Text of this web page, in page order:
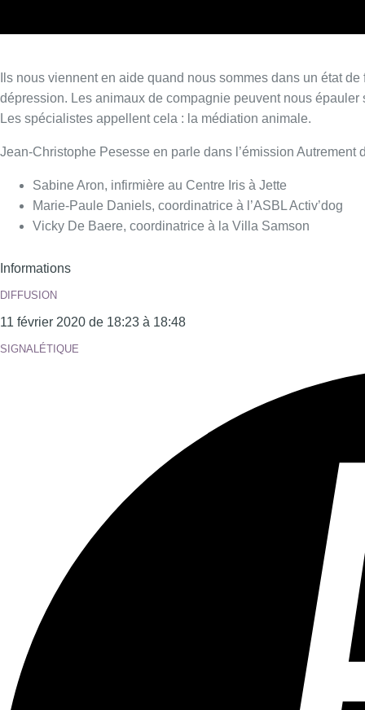
Ils nous viennent en aide quand nous sommes dans un état
dépression. Les animaux de compagnie peuvent nous épauler
Les spécialistes appellent cela : la médiation animale.
Jean-Christophe Pesesse en parle dans l’émission Autrement
Sabine Aron, infirmière au Centre Iris à Jette
Marie-Paule Daniels, coordinatrice à l’ASBL Activ’dog
Vicky De Baere, coordinatrice à la Villa Samson
Informations
DIFFUSION
11 février 2020 de 18:23 à 18:48
SIGNALÉTIQUE